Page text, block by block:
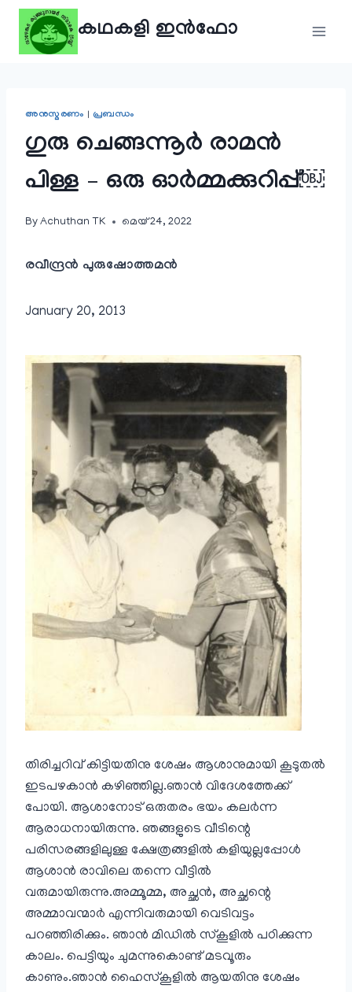
Skip
content
കഥകളി ഇൻഫോ
അനുസ്മരണം | പ്രബന്ധം
ഗുരു ചെങ്ങന്നൂർ രാമൻ
പിള്ള – ഒരു ഓർമ്മക്കുറിപ്പ്￼
By Achuthan TK മെയ്‌ 24, 2022
രവീന്ദ്രൻ പുരുഷോത്തമൻ
January 20, 2013
തിരിച്ചറിവ് കിട്ടിയതിനു ശേഷം ആശാനുമായി കൂടുതല്‍
ഇടപഴകാന്‍ കഴിഞ്ഞില്ല.ഞാന്‍ വിദേശത്തേക്ക്
പോയി. ആശാനോട് ഒരുതരം ഭയം കലര്‍ന്ന
ആരാധനായിരുന്നു. ഞങ്ങളുടെ വീടിന്റെ
പരിസരങ്ങളിലുള്ള ക്ഷേത്രങ്ങളില്‍ കളിയുല്ലപ്പോള്‍
ആശാന്‍ രാവിലെ തന്നെ വീട്ടില്‍
വരുമായിരുന്നു.അമ്മൂമ്മ, അച്ഛന്‍, അച്ഛന്റെ
അമ്മാവന്മാര്‍ എന്നിവരുമായി വെടിവട്ടം
പറഞ്ഞിരിക്കും. ഞാന്‍ മിഡില്‍ സ്കൂളില്‍ പഠിക്കുന്ന
കാലം. പെട്ടിയും ചുമന്നുകൊണ്ട് മടവൂരും
കാണും.ഞാന്‍ ഹൈസ്കൂളില്‍ ആയതിനു ശേഷം